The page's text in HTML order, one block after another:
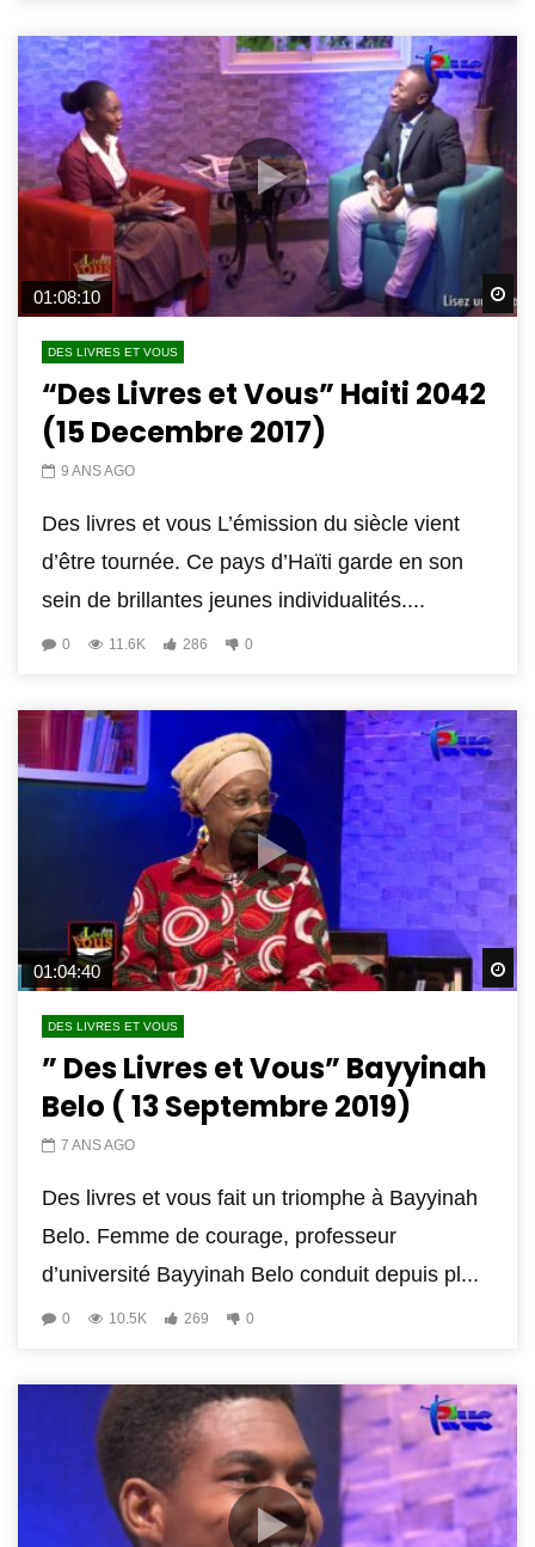
01:08:10
DES LIVRES ET VOUS
“Des Livres et Vous” Haiti 2042
(15 Decembre 2017)
9 ANS AGO
Des livres et vous L’émission du siècle vient
d’être tournée. Ce pays d’Haïti garde en son
sein de brillantes jeunes individualités....
0 11.6K 286 0
01:04:40
DES LIVRES ET VOUS
” Des Livres et Vous” Bayyinah
Belo ( 13 Septembre 2019)
7 ANS AGO
Des livres et vous fait un triomphe à Bayyinah
Belo. Femme de courage, professeur
d’université Bayyinah Belo conduit depuis pl...
0 10.5K 269 0